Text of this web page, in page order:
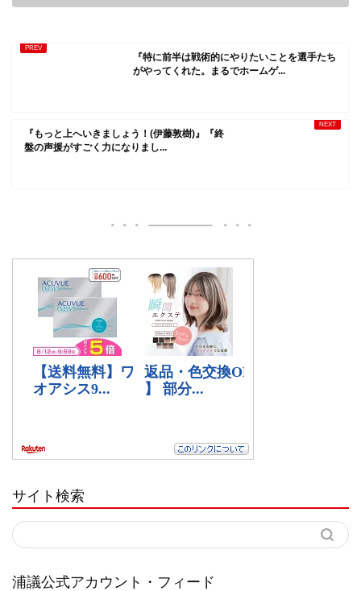
『特に前半は戦術的にやりたいことを選手たち
がやってくれた。まるでホームゲ...
『もっと上へいきましょう！(伊藤敦樹)』『終
盤の声援がすごく力になりまし...
サイト検索
浦議公式アカウント・フィード